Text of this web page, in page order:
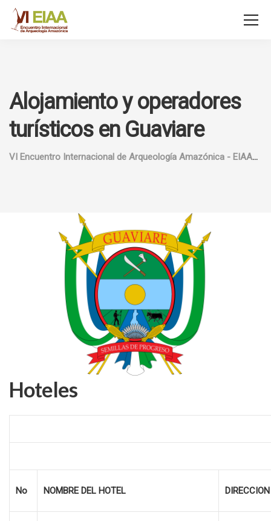
Alojamiento y operadores
turísticos en Guaviare
VI Encuentro Internacional de Arqueología Amazónica - EIAA
Hoteles
No NOMBRE DEL HOTEL DIRECCION